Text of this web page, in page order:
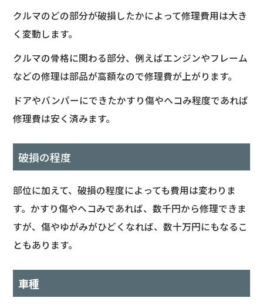
クルマのどの部分が破損したかによって修理費用は大き
く変動します。
クルマの骨格に関わる部分、例えばエンジンやフレーム
などの修理は部品が高額なので修理費が上がります。
ドアやバンパーにできたかすり傷やヘコみ程度であれば
修理費は安く済みます。
破損の程度
部位に加えて、破損の程度によっても費用は変わりま
す。かすり傷やヘコみであれば、数千円から修理できま
すが、傷やゆがみがひどくなれば、数十万円にもなるこ
ともあります。
車種